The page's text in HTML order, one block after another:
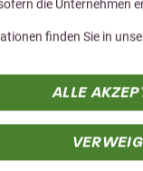
die Unternehmen
finden Sie in
ALLE
Alternative